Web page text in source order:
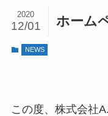
ホーム
2020
12/01
NEWS
この度、株式会社